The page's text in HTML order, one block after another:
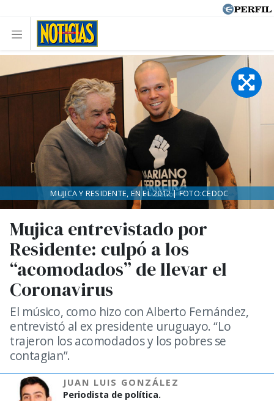
Mujica entrevistado por
Residente: culpó a los
“acomodados” de llevar el
Coronavirus
El músico, como hizo con Alberto Fernández,
entrevistó al ex presidente uruguayo. “Lo
trajeron los acomodados y los pobres se
contagian”.
JUAN LUIS GONZÁLEZ
Periodista de política.
MUJICA Y RESIDENTE, EN EL 2012 | FOTO:CEDOC